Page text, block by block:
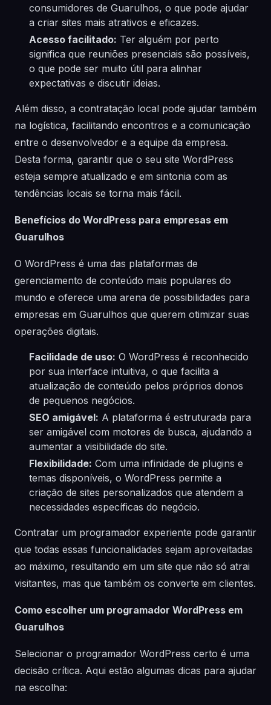
consumidores de Guarulhos, o que pode ajudar
a criar sites mais atrativos e eficazes.
Acesso facilitado: Ter alguém por perto
significa que reuniões presenciais são possíveis,
o que pode ser muito útil para alinhar
expectativas e discutir ideias.
Além disso, a contratação local pode ajudar também
na logística, facilitando encontros e a comunicação
entre o desenvolvedor e a equipe da empresa.
Desta forma, garantir que o seu site WordPress
esteja sempre atualizado e em sintonia com as
tendências locais se torna mais fácil.
Benefícios do WordPress para empresas em
Guarulhos
O WordPress é uma das plataformas de
gerenciamento de conteúdo mais populares do
mundo e oferece uma arena de possibilidades para
empresas em Guarulhos que querem otimizar suas
operações digitais.
Facilidade de uso: O WordPress é reconhecido
por sua interface intuitiva, o que facilita a
atualização de conteúdo pelos próprios donos
de pequenos negócios.
SEO amigável: A plataforma é estruturada para
ser amigável com motores de busca, ajudando a
aumentar a visibilidade do site.
Flexibilidade: Com uma infinidade de plugins e
temas disponíveis, o WordPress permite a
criação de sites personalizados que atendem a
necessidades específicas do negócio.
Contratar um programador experiente pode garantir
que todas essas funcionalidades sejam aproveitadas
ao máximo, resultando em um site que não só atrai
visitantes, mas que também os converte em clientes.
Como escolher um programador WordPress em
Guarulhos
Selecionar o programador WordPress certo é uma
decisão crítica. Aqui estão algumas dicas para ajudar
na escolha: